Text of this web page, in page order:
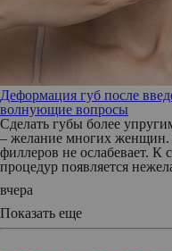
Деформация губ после
волнующие вопросы
Сделать губы более
– желание многих женщин.
филлеров не ослабевает. К
процедур появляется
вчера
Показать еще